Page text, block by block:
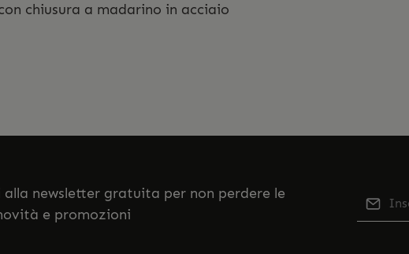
chiusura a madarino in acciaio
newsletter gratuita per non perdere le
e promozioni